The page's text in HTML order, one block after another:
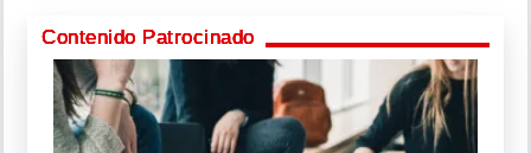
Contenido Patrocinado